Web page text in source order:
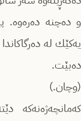
و دەچنە دەرەوە.
یەکێك لە
دەبێت.
(وچان.)
کەمانچەژەنەکە